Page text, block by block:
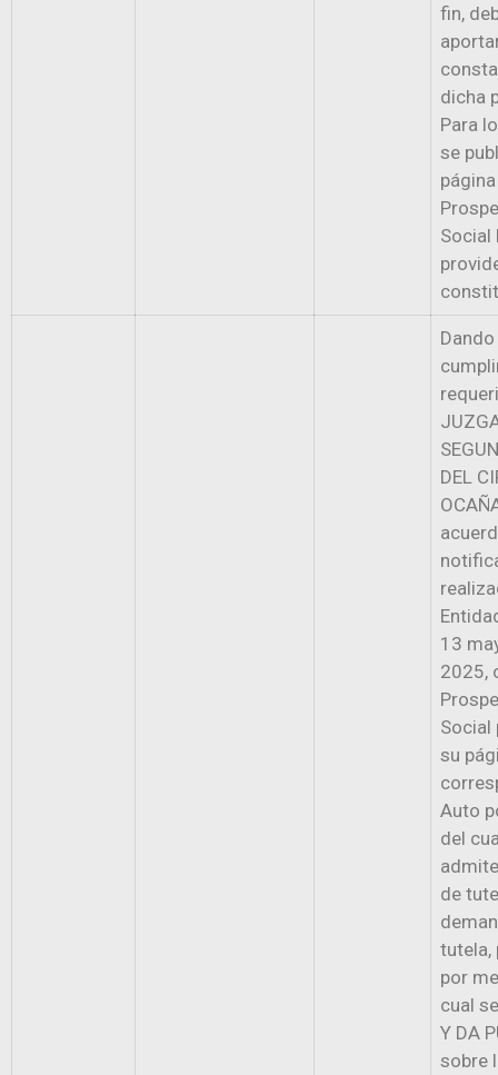
fin,
dicha
Para
se
Social
Dando
DEL
13
2025,
Social
su
Auto
del
de
tutela,
por
cual
Y DA
sobre